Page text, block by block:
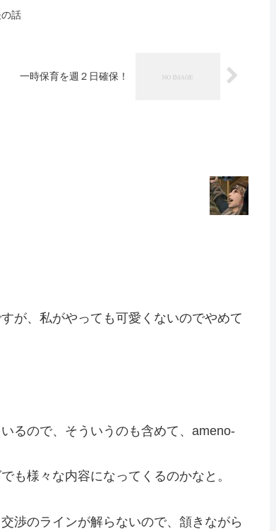
話
一時保育を週２日確保！
が、私がやっても可愛くないのでやめて
るので、そういうのも含めて、ameno-
も様々な内容になってくるのかなと。
渉のラインが解らないので、頷きながら